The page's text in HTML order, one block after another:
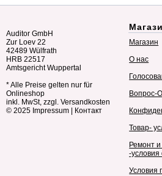
Auditor GmbH
Zur Loev 22
42489 Wülfrath
HRB 22517
Amtsgericht Wuppertal
* Alle Preise gelten nur für
Onlineshop
inkl. MwSt, zzgl. Versandkosten
© 2025 Impressum Контакт
Магазин
О нас
Вопрос-
Товар-
Ремонт и
-условия
Условия